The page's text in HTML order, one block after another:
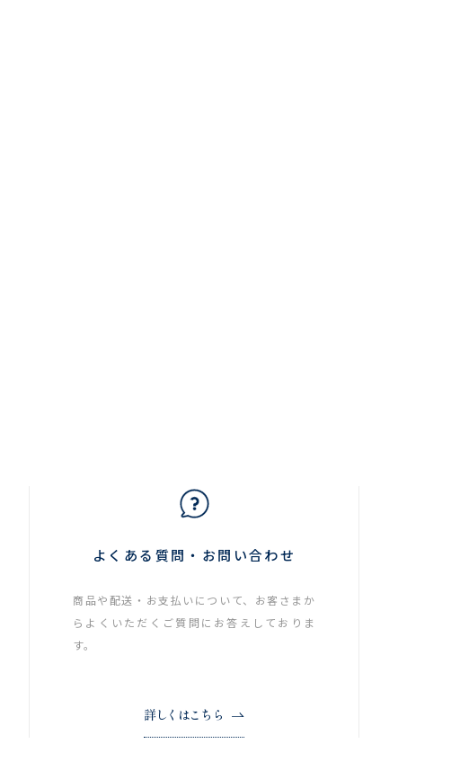
よくある質問・お問い合わせ
商品や配送・お支払いについて、お客さまか
らよくいただくご質問にお答えしておりま
す。
詳しくはこちら